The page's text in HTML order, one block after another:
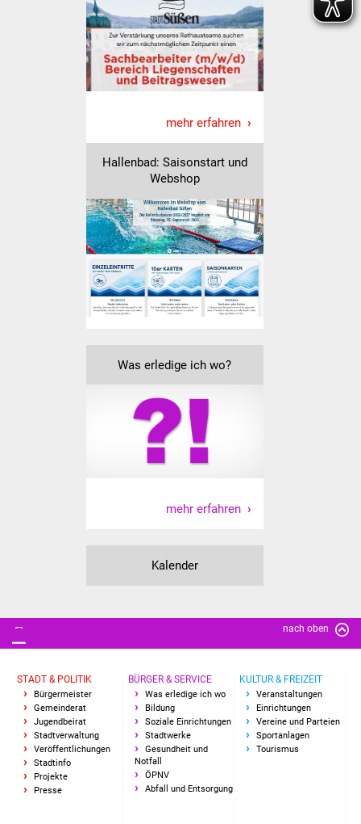
Kinder und Jugendliche
Schülerferienprogramm
Migration und Integration
Freundeskreis Asyl
Ukraine-Hilfe
Wohnen
Bauen in Süßen
Wohnimmobilien +
Baugrundstücke
Haushalt & Infos
Wirtschaftsförderung
Gewerbeimmobilien
Europaweite
Beschränkte
Ausschreibung
Freihändige Vergabe
mehr erfahren
Hallenbad: Saisonstart und
Webshop
Was erledige ich wo?
mehr erfahren
Kalender
nach oben
STADT & POLITIK
Bürgermeister
Gemeinderat
Jugendbeirat
Stadtverwaltung
Veröffentlichungen
Stadtinfo
Projekte
Presse
BÜRGER & SERVICE
Was erledige ich wo
Bildung
Soziale Einrichtungen
Stadtwerke
Gesundheit und
Notfall
ÖPNV
Abfall und Entsorgung
KULTUR & FREIZEIT
Veranstaltungen
Einrichtungen
Vereine und Parteien
Sportanlagen
Tourismus